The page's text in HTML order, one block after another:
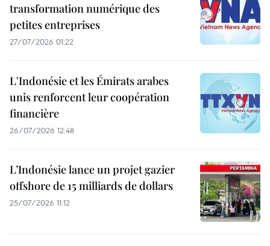
transformation numérique des
petites entreprises
27/07/2026 01:22
L'Indonésie et les Émirats arabes
unis renforcent leur coopération
financière
26/07/2026 12:48
L’Indonésie lance un projet gazier
offshore de 15 milliards de dollars
25/07/2026 11:12